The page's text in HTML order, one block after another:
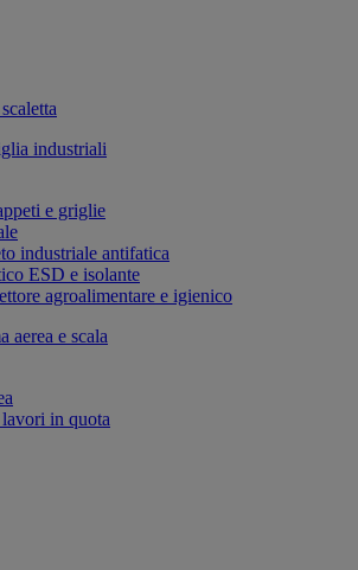
industriali
e griglie
industriale antifatica
ESD e isolante
agroalimentare e igienico
aerea e scala
in quota